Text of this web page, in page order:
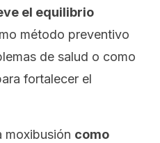
el equilibrio
método preventivo
de salud o como
fortalecer el
moxibusión como